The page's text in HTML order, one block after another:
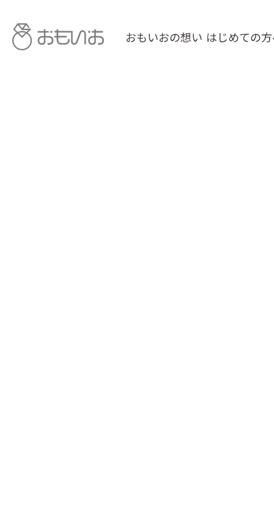
おもいおの想い はじめての